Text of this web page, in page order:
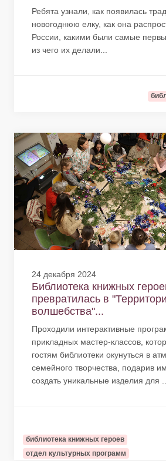
Ребята узнали, как появилась
новогоднюю елку, как она
России, какими были самые
из чего их делали...
24 декабря 2024
Библиотека книжных
превратилась в
волшебства"...
Проходили интерактивные
прикладных мастер-классов,
гостям библиотеки окунуться в
семейного творчества, подарив
создать уникальные изделия для ...
библиотека книжных героев
отдел культурных программ